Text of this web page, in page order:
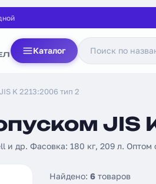
Каталог
JIS K 2213:2006 тип 2
JIS
и др. Фасовка: 180 кг, 209 л.
Найдено: 6 товаров